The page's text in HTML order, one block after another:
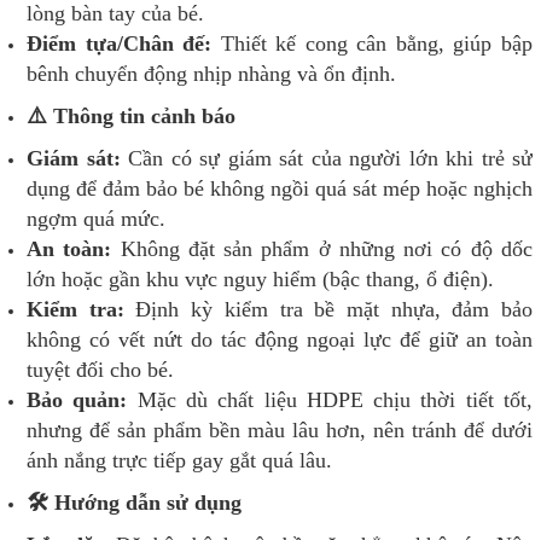
lòng bàn tay của bé.
Điểm tựa/Chân đế: Thiết kế cong cân bằng, giúp bập
bênh chuyển động nhịp nhàng và ổn định.
⚠️ Thông tin cảnh báo
Giám sát: Cần có sự giám sát của người lớn khi trẻ sử
dụng để đảm bảo bé không ngồi quá sát mép hoặc nghịch
ngợm quá mức.
An toàn: Không đặt sản phẩm ở những nơi có độ dốc
lớn hoặc gần khu vực nguy hiểm (bậc thang, ổ điện).
Kiểm tra: Định kỳ kiểm tra bề mặt nhựa, đảm bảo
không có vết nứt do tác động ngoại lực để giữ an toàn
tuyệt đối cho bé.
Bảo quản: Mặc dù chất liệu HDPE chịu thời tiết tốt,
nhưng để sản phẩm bền màu lâu hơn, nên tránh để dưới
ánh nắng trực tiếp gay gắt quá lâu.
🛠️ Hướng dẫn sử dụng